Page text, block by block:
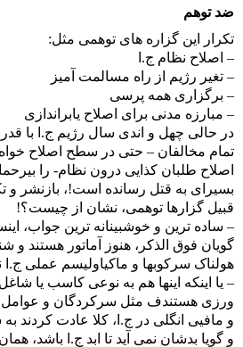
ضد توهم
تکرار این گزاره های توهمی مثل:
– اصلاح نظام ج.ا
– تغیر رژیم از راه مسالمت آمیز
– برگزاری همه پرسی
– مبارزه مدنی برای اصلاح یابراندازی
در حالی چهل و اندی سال رژیم ج.ا با
تمام مخالفان – حتی در سطح اصلاح
اصلاح طلبان کذایی درون نظام- را
بسیرای به قتل رسانده است!، بازنشر و
قبیل گزارها توهمی، نشان از چیست؟!
– ساده ترین و خوشبینانه ترین جواب،
گویان فوق الذکر، هنوز آماتور هستند و
هولناک سرکوبها و ماکیاولیسم عملی ج.ا
– یا اینکه اینها هم به نوعی کاسب یا
ورزی هستندف مثل سرکردگان و عوامل
و مافیی انگلی در ج.ا، کلا عادت کردند
و گویا بدشان نمی آید تا ابد ج.ا باشد،